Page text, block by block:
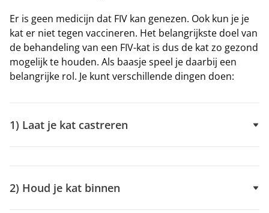
Er is geen medicijn dat FIV kan genezen. Ook kun je je
kat er niet tegen vaccineren. Het belangrijkste doel van
de behandeling van een FIV-kat is dus de kat zo gezond
mogelijk te houden. Als baasje speel je daarbij een
belangrijke rol. Je kunt verschillende dingen doen:
1) Laat je kat castreren
2) Houd je kat binnen